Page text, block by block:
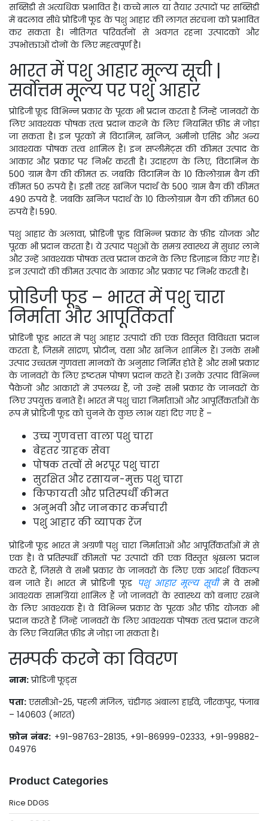
सब्सिडी से अत्यधिक प्रभावित है। कच्चे माल या तैयार उत्पादों पर सब्सिडी
में बदलाव सीधे प्रोडिजी फूड के पशु आहार की लागत संरचना को प्रभावित
कर सकता है। नीतिगत परिवर्तनों से अवगत रहना उत्पादकों और
उपभोक्ताओं दोनों के लिए महत्वपूर्ण है।
भारत में पशु आहार मूल्य सूची |
सर्वोत्तम मूल्य पर पशु आहार
प्रोडिजी फ़ूड विभिन्न प्रकार के पूरक भी प्रदान करता है जिन्हें जानवरों के
लिए आवश्यक पोषक तत्व प्रदान करने के लिए नियमित फ़ीड में जोड़ा
जा सकता है। इन पूरकों में विटामिन, खनिज, अमीनो एसिड और अन्य
आवश्यक पोषक तत्व शामिल हैं। इन सप्लीमेंट्स की कीमत उत्पाद के
आकार और प्रकार पर निर्भर करती है। उदाहरण के लिए, विटामिन के
500 ग्राम बैग की कीमत रु. जबकि विटामिन के 10 किलोग्राम बैग की
कीमत 50 रुपये है। इसी तरह खनिज पदार्थ के 500 ग्राम बैग की कीमत
490 रुपये है. जबकि खनिज पदार्थ के 10 किलोग्राम बैग की कीमत 60
रुपये है। 590.
पशु आहार के अलावा, प्रोडिजी फ़ूड विभिन्न प्रकार के फ़ीड योजक और
पूरक भी प्रदान करता है। ये उत्पाद पशुओं के समग्र स्वास्थ्य में सुधार लाने
और उन्हें आवश्यक पोषक तत्व प्रदान करने के लिए डिज़ाइन किए गए हैं।
इन उत्पादों की कीमत उत्पाद के आकार और प्रकार पर निर्भर करती है।
प्रोडिजी फूड – भारत में पशु चारा
निर्माता और आपूर्तिकर्ता
प्रोडिजी फ़ूड भारत में पशु आहार उत्पादों की एक विस्तृत विविधता प्रदान
करता है, जिसमें सांद्रण, प्रोटीन, वसा और खनिज शामिल हैं। उनके सभी
उत्पाद उच्चतम गुणवत्ता मानकों के अनुसार निर्मित होते हैं और सभी प्रकार
के जानवरों के लिए इष्टतम पोषण प्रदान करते हैं। उनके उत्पाद विभिन्न
पैकेजों और आकारों में उपलब्ध हैं, जो उन्हें सभी प्रकार के जानवरों के
लिए उपयुक्त बनाते हैं। भारत में पशु चारा निर्माताओं और आपूर्तिकर्ताओं के
रूप में प्रोडिजी फूड को चुनने के कुछ लाभ यहां दिए गए हैं –
उच्च गुणवत्ता वाला पशु चारा
बेहतर ग्राहक सेवा
पोषक तत्वों से भरपूर पशु चारा
सुरक्षित और रसायन-मुक्त पशु चारा
किफायती और प्रतिस्पर्धी कीमत
अनुभवी और जानकार कर्मचारी
पशु आहार की व्यापक रेंज
प्रोडिजी फूड भारत में अग्रणी पशु चारा निर्माताओं और आपूर्तिकर्ताओं में से
एक है। वे प्रतिस्पर्धी कीमतों पर उत्पादों की एक विस्तृत श्रृंखला प्रदान
करते हैं, जिससे वे सभी प्रकार के जानवरों के लिए एक आदर्श विकल्प
बन जाते हैं। भारत में प्रोडिजी फूड पशु आहार मूल्य सूचीमें वे सभी
आवश्यक सामग्रियां शामिल हैं जो जानवरों के स्वास्थ्य को बनाए रखने
के लिए आवश्यक हैं। वे विभिन्न प्रकार के पूरक और फ़ीड योजक भी
प्रदान करते हैं जिन्हें जानवरों के लिए आवश्यक पोषक तत्व प्रदान करने
के लिए नियमित फ़ीड में जोड़ा जा सकता है।
सम्पर्क करने का विवरण
नाम:प्रोडिजी फूड्स
पता: एससीओ-25, पहली मंजिल, चंडीगढ़ अंबाला हाईवे, जीरकपुर, पंजाब
– 140603 (भारत)
फ़ोन नंबर:+91-98763-28135, +91-86999-02333, +91-99882-
04976
Product Categories
Rice DDGS